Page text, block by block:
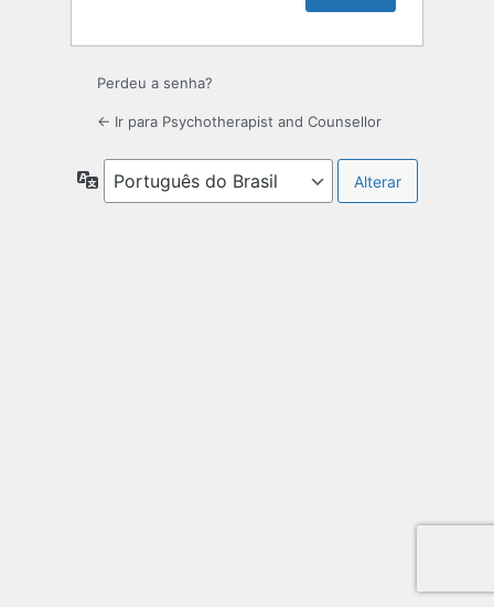
Perdeu a senha?
← Ir para Psychotherapist and Counsellor
Idioma